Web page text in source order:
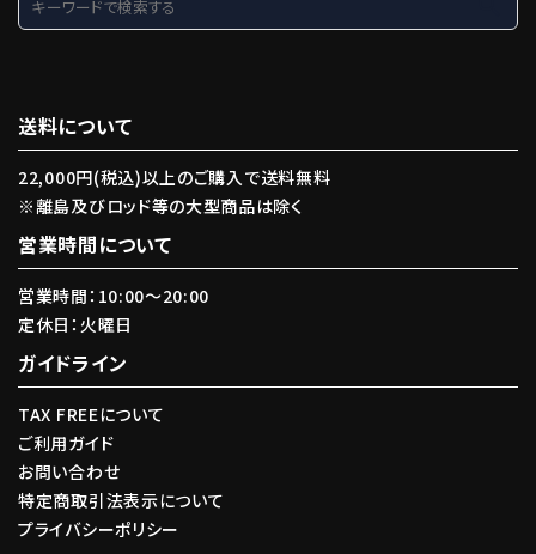
送料について
22,000円(税込)以上のご購入で送料無料
※離島及びロッド等の大型商品は除く
営業時間について
営業時間：10:00〜20:00
定休日：火曜日
ガイドライン
TAX FREEについて
ご利用ガイド
お問い合わせ
特定商取引法表示について
プライバシーポリシー